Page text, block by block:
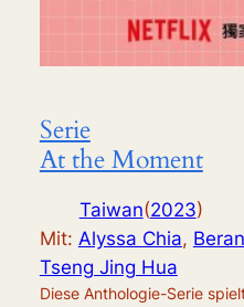
Serie
At the Moment
Taiwan(2023)
Mit: Alyssa Chia,
Tseng Jing Hua
Diese Anthologie-Serie